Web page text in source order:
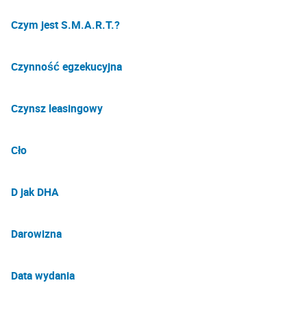
Czym jest S.M.A.R.T.?
Czynność egzekucyjna
Czynsz leasingowy
Cło
D jak DHA
Darowizna
Data wydania